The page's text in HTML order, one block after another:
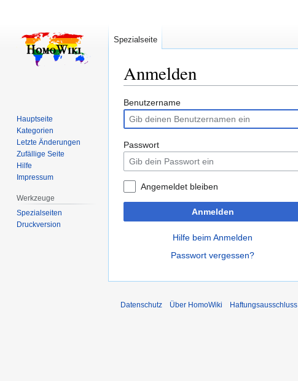
Anmelden
Zur
Navigation
springen
Zur
Suche
springen
Benutzername
Passwort
Angemeldet bleiben
Anmelden
Hilfe beim Anmelden
Passwort vergessen?
Spezialseite
Hauptseite
Kategorien
Letzte Änderungen
Zufällige Seite
Hilfe
Impressum
Werkzeuge
Spezialseiten
Druckversion
Datenschutz Über HomoWiki Haftungsausschluss